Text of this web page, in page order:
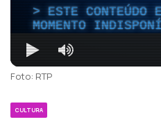
ESTE CONTEÚDO
MOMENTO
Foto: RTP
CULTURA